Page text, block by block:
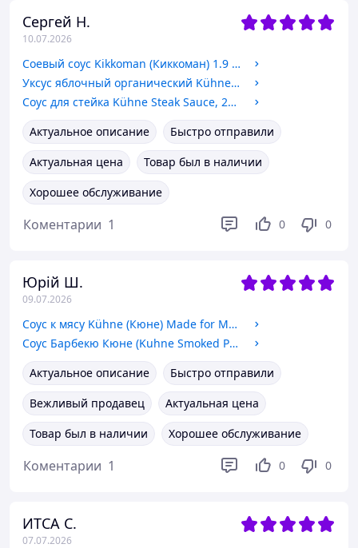
Сергей Н.
10.07.2026
Соевый соус Kikkoman (Киккоман) 1.9 л (1900 мл), классический натуральный брожение, ПЭТ
Уксус яблочный органический Kühne BIO нефильтрованный с осадком, 500 мл
Соус для стейка Kühne Steak Sauce, 250 мл
Актуальное описание
Быстро отправили
Актуальная цена
Товар был в наличии
Хорошее обслуживание
Коментарии 1 0 0
Юрій Ш.
09.07.2026
Соус к мясу Kühne (Кюне) Made for Meat Штирача (Sriracha Hot Chili) 235 мл ОПТ и роздеб
Соус Барбекю Кюне (Kuhne Smoked Pepper BBQ) с копченым перцем, 235 мл
Актуальное описание
Быстро отправили
Вежливый продавец
Актуальная цена
Товар был в наличии
Хорошее обслуживание
Коментарии 1 0 0
ИТСА С.
07.07.2026